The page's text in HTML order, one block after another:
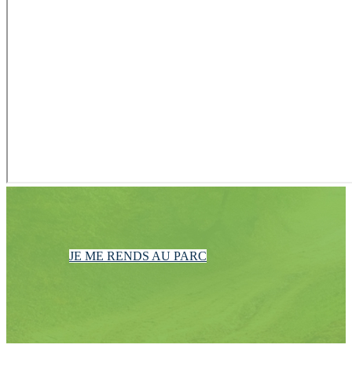
JE ME RENDS AU PARC